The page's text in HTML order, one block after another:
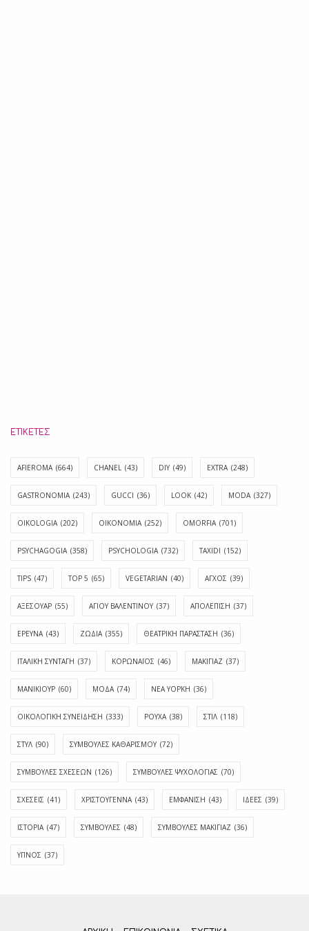
ΕΤΙΚΈΤΕΣ
AFIEROMA (664) CHANEL (43) DIY (49) EXTRA (248)
GASTRONOMIA (243) GUCCI (36) LOOK (42) MODA (327)
OIKOLOGIA (202) OIKONOMIA (252) OMORFIA (701)
PSYCHAGOGIA (358) PSYCHOLOGIA (732) TAXIDI (152)
TIPS (47) TOP 5 (65) VEGETARIAN (40) ΑΓΧΟΣ (39)
ΑΞΕΣΟΥΑΡ (55) ΑΓΊΟΥ ΒΑΛΕΝΤΊΝΟΥ (37) ΑΠΟΛΈΠΙΣΗ (37)
ΕΡΕΥΝΑ (43) ΖΩΔΙΑ (355) ΘΕΑΤΡΙΚΗ ΠΑΡΑΣΤΑΣΗ (36)
ΙΤΑΛΙΚΗ ΣΥΝΤΑΓΗ (37) ΚΟΡΩΝΑΪΟΣ (46) ΜΑΚΙΓΙΑΖ (37)
ΜΑΝΙΚΙΟΥΡ (60) ΜΟΔΑ (74) ΝΕΑ ΥΟΡΚΗ (36)
ΟΙΚΟΛΟΓΙΚΗ ΣΥΝΕΙΔΗΣΗ (333) ΡΟΥΧΑ (38) ΣΤΙΛ (118)
ΣΤΥΛ (90) ΣΥΜΒΟΥΛΕΣ ΚΑΘΑΡΙΣΜΟΥ (72)
ΣΥΜΒΟΥΛΕΣ ΣΧΕΣΕΩΝ (126) ΣΥΜΒΟΥΛΕΣ ΨΥΧΟΛΟΓΙΑΣ (70)
ΣΧΕΣΕΙΣ (41) ΧΡΙΣΤΟΥΓΕΝΝΑ (43) ΕΜΦΆΝΙΣΗ (43) ΙΔΈΕΣ (39)
ΙΣΤΟΡΊΑ (47) ΣΥΜΒΟΥΛΈΣ (48) ΣΥΜΒΟΥΛΈΣ ΜΑΚΙΓΙΆΖ (36)
ΎΠΝΟΣ (37)